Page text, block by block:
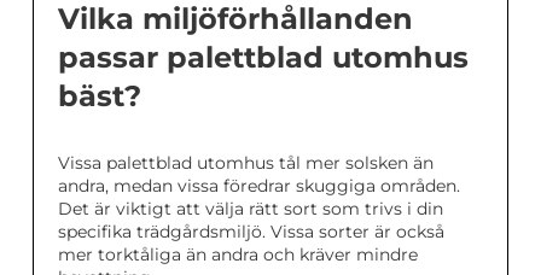
Vilka miljöförhållanden
passar palettblad utomhus
bäst?
Vissa palettblad utomhus tål mer solsken än
andra, medan vissa föredrar skuggiga områden.
Det är viktigt att välja rätt sort som trivs i din
specifika trädgårdsmiljö. Vissa sorter är också
mer torktåliga än andra och kräver mindre